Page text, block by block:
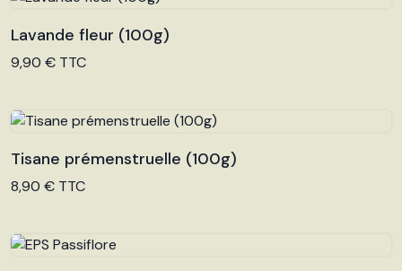
Voir le produit
Lavande fleur (100g)
9,90 € TTC
Voir le produit
Tisane prémenstruelle (100g)
8,90 € TTC